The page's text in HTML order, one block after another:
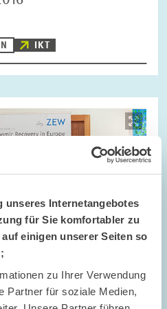
unseres Internetangebotes
für Sie komfortabler zu
einigen unserer Seiten so
zu Ihrer Verwendung
Partner für soziale Medien,
IKT